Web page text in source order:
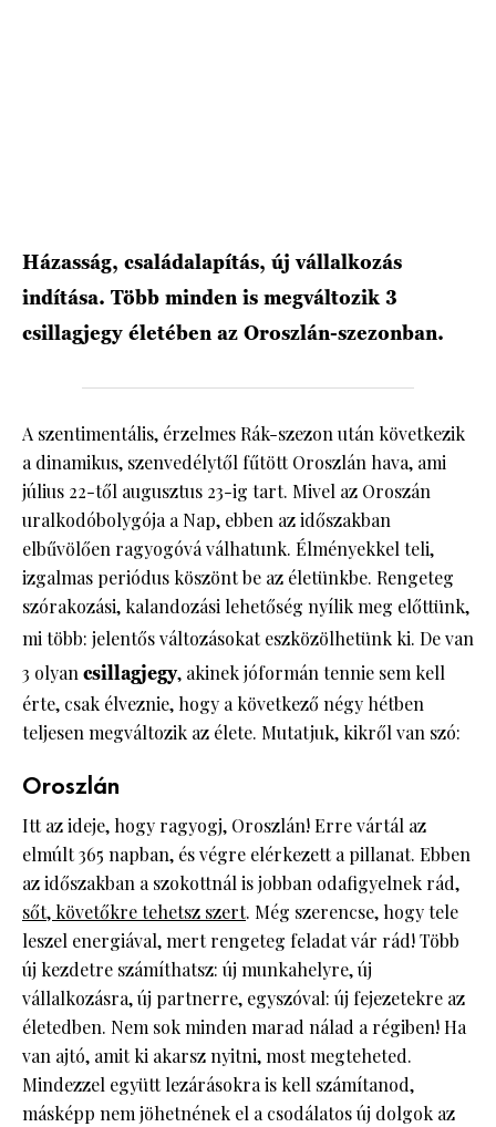
Házasság, családalapítás, új vállalkozás
indítása. Több minden is megváltozik 3
csillagjegy életében az Oroszlán-szezonban.
A szentimentális, érzelmes Rák-szezon után következik
a dinamikus, szenvedélytől fűtött Oroszlán hava, ami
július 22-től augusztus 23-ig tart. Mivel az Oroszán
uralkodóbolygója a Nap, ebben az időszakban
elbűvölően ragyogóvá válhatunk. Élményekkel teli,
izgalmas periódus köszönt be az életünkbe. Rengeteg
szórakozási, kalandozási lehetőség nyílik meg előttünk,
mi több: jelentős változásokat eszközölhetünk ki. De van
3 olyancsillagjegy, akinek jóformán tennie sem kell
érte, csak élveznie, hogy a következő négy hétben
teljesen megváltozik az élete. Mutatjuk, kikről van szó:
Oroszlán
Itt az ideje, hogy ragyogj, Oroszlán! Erre vártál az
elmúlt 365 napban, és végre elérkezett a pillanat. Ebben
az időszakban a szokottnál is jobban odafigyelnek rád,
sőt, követőkre tehetsz szert. Még szerencse, hogy tele
leszel energiával, mert rengeteg feladat vár rád! Több
új kezdetre számíthatsz: új munkahelyre, új
vállalkozásra, új partnerre, egyszóval: új fejezetekre az
életedben. Nem sok minden marad nálad a régiben! Ha
van ajtó, amit ki akarsz nyitni, most megteheted.
Mindezzel együtt lezárásokra is kell számítanod,
másképp nem jöhetnének el a csodálatos új dolgok az